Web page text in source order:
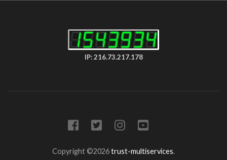
IP: 216.73.217.178
Copyright ©2026trust-multiservices.